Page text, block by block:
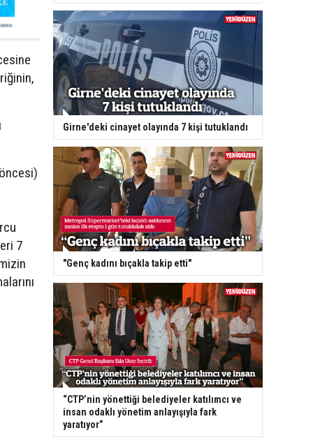
7
Girne'deki cinayet olayında 7 kişi tutuklandı
"Genç kadını bıçakla takip etti"
“CTP’nin yönettiği belediyeler katılımcı ve
insan odaklı yönetim anlayışıyla fark
yaratıyor”